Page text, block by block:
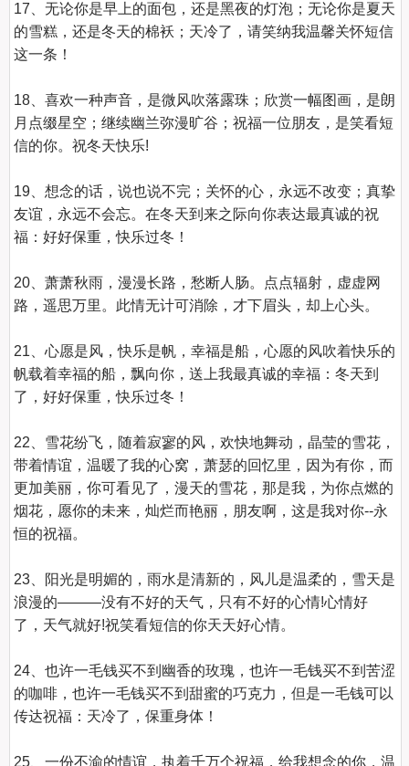
17、无论你是早上的面包，还是黑夜的灯泡；无论你是夏天
的雪糕，还是冬天的棉袄；天冷了，请笑纳我温馨关怀短信
这一条！
18、喜欢一种声音，是微风吹落露珠；欣赏一幅图画，是朗
月点缀星空；继续幽兰弥漫旷谷；祝福一位朋友，是笑看短
信的你。祝冬天快乐!
19、想念的话，说也说不完；关怀的心，永远不改变；真挚
友谊，永远不会忘。在冬天到来之际向你表达最真诚的祝
福：好好保重，快乐过冬！
20、萧萧秋雨，漫漫长路，愁断人肠。点点辐射，虚虚网
路，遥思万里。此情无计可消除，才下眉头，却上心头。
21、心愿是风，快乐是帆，幸福是船，心愿的风吹着快乐的
帆载着幸福的船，飘向你，送上我最真诚的幸福：冬天到
了，好好保重，快乐过冬！
22、雪花纷飞，随着寂寥的风，欢快地舞动，晶莹的雪花，
带着情谊，温暖了我的心窝，萧瑟的回忆里，因为有你，而
更加美丽，你可看见了，漫天的雪花，那是我，为你点燃的
烟花，愿你的未来，灿烂而艳丽，朋友啊，这是我对你--永
恒的祝福。
23、阳光是明媚的，雨水是清新的，风儿是温柔的，雪天是
浪漫的———没有不好的天气，只有不好的心情!心情好
了，天气就好!祝笑看短信的你天天好心情。
24、也许一毛钱买不到幽香的玫瑰，也许一毛钱买不到苦涩
的咖啡，也许一毛钱买不到甜蜜的巧克力，但是一毛钱可以
传达祝福：天冷了，保重身体！
25、一份不渝的情谊，执着千万个祝福，给我想念的你，温